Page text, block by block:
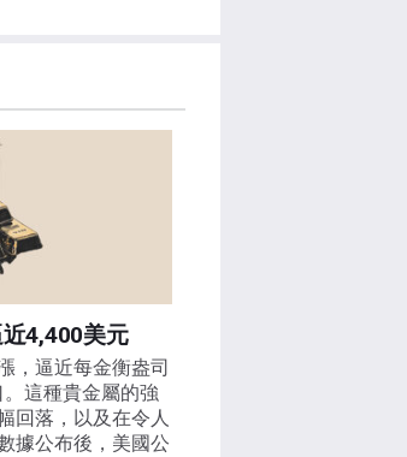
4,400美元
，逼近每金衡盎司
這種貴金屬的強
回落，以及在令人
據公布後，美國公